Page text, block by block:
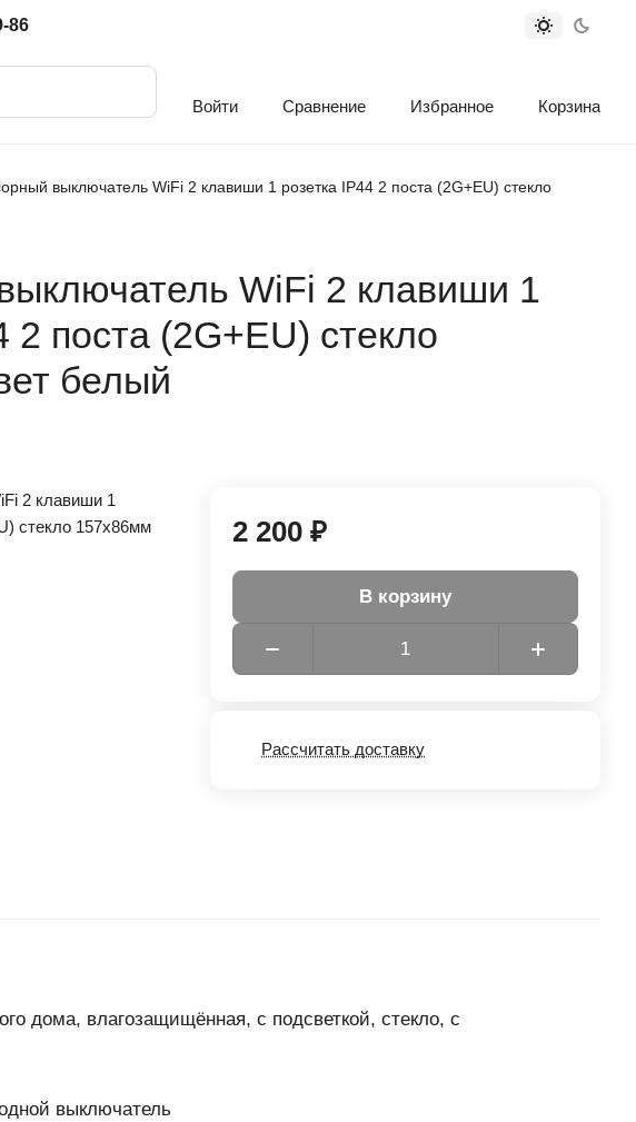
86
Войти Сравнение Избранное Корзина
выключатель WiFi 2 клавиши 1 розетка IP44 2 поста (2G+EU) стекло
WiFi 2 клавиши 1
2 поста (2G+EU) стекло
белый
2 клавиши 1
стекло 157х86мм
2 200 ₽
В корзину
Рассчитать доставку
дома, влагозащищённая, с подсветкой, стекло, с
выключатель